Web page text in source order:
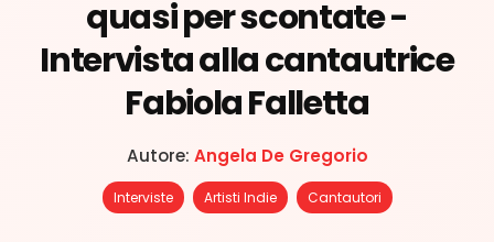
quasi per scontate -
Intervista alla cantautrice
Fabiola Falletta
Autore: Angela De Gregorio
Interviste Artisti Indie Cantautori